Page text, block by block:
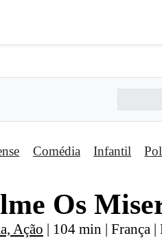
Comédia Infantil
Os
Ação | 104 min | França